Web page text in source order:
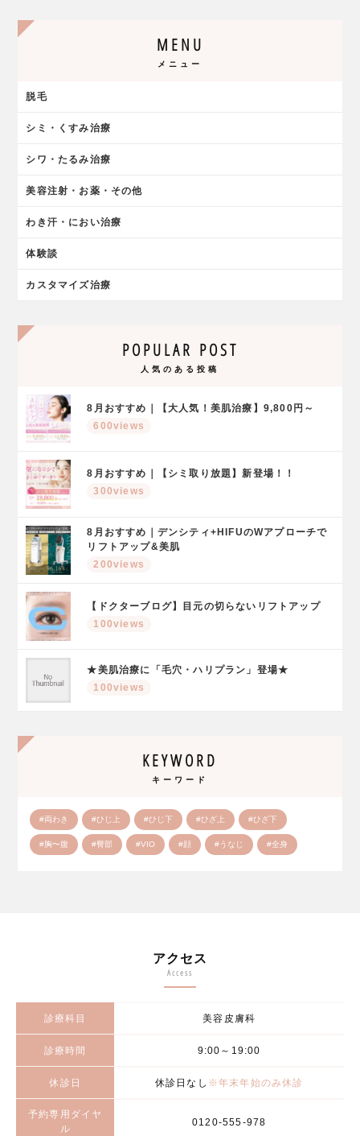
MENU
メニュー
脱毛
シミ・くすみ治療
シワ・たるみ治療
美容注射・お薬・その他
わき汗・におい治療
体験談
カスタマイズ治療
POPULAR POST
人気のある投稿
8月おすすめ｜【大人気！美肌治療】9,800円～
600views
8月おすすめ｜【シミ取り放題】新登場！！
300views
8月おすすめ｜デンシティ+HIFUのWアプローチで
リフトアップ&美肌
200views
【ドクターブログ】目元の切らないリフトアップ
100views
★美肌治療に「毛穴・ハリプラン」登場★
100views
KEYWORD
キーワード
#両わき #ひじ上 #ひじ下 #ひざ上 #ひざ下
#胸〜腹 #臀部 #VIO #顔 #うなじ #全身
アクセス
Access
診療科目 美容皮膚科
診療時間 9:00～19:00
休診日 休診日なし ※年末年始のみ休診
予約専用ダイヤ
ル
0120-555-978